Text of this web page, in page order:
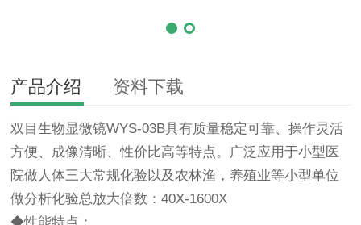
产品介绍 资料下载
双目生物显微镜WYS-03B具有质量稳定可靠、操作灵活
方便、成像清晰、性价比高等特点。广泛应用于小型医
院做人体三大常规化验以及农林渔，养殖业等小型单位
做分析化验总放大倍数：40X-1600X